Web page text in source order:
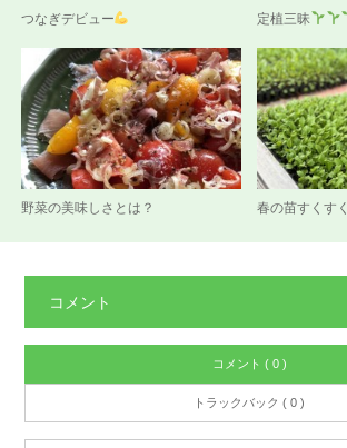
つなぎデビュー 定植三昧
野菜の美味しさとは？ 春の苗すくすく
コメント
コメント ( 0 )
トラックバック ( 0 )